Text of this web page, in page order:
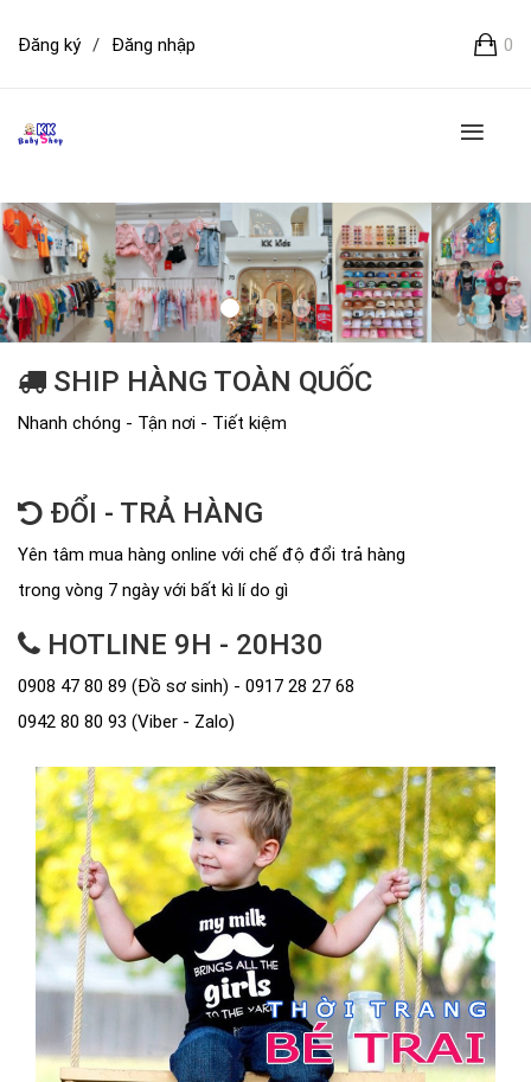
0
Đăng ký / Đăng nhập
SHIP HÀNG TOÀN QUỐC
Nhanh chóng - Tận nơi - Tiết kiệm
ĐỔI - TRẢ HÀNG
Yên tâm mua hàng online với chế độ đổi trả hàng
trong vòng 7 ngày với bất kì lí do gì
HOTLINE 9H - 20H30
0908 47 80 89 (Đồ sơ sinh) - 0917 28 27 68
0942 80 80 93 (Viber - Zalo)